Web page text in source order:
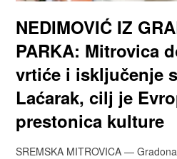
NEDIMOVIĆ IZ
PARKA: Mitrovica
vrtiće i isključenje
Laćarak, cilj je
prestonica kulture
SREMSKA MITROVICA —